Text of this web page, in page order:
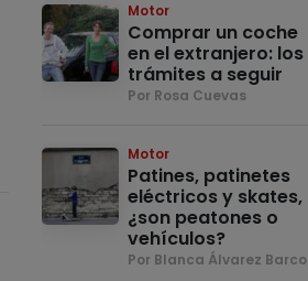
Motor
Comprar un coche
en el extranjero: los
trámites a seguir
Por Rosa Cuevas
Motor
Patines, patinetes
eléctricos y skates,
¿son peatones o
vehículos?
Por Blanca Álvarez Barco